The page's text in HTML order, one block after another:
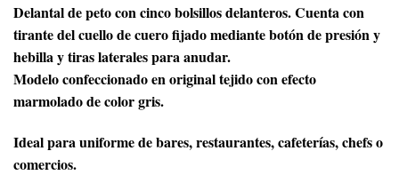
Delantal de peto con cinco bolsillos delanteros. Cuenta con
tirante del cuello de cuero fijado mediante botón de presión y
hebilla y tiras laterales para anudar.
Modelo confeccionado en original tejido con efecto
marmolado de color gris.
Ideal para uniforme de bares, restaurantes, cafeterías, chefs o
comercios.